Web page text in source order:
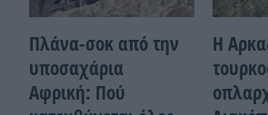
Πλάνα-σοκ από την
υποσαχάρια
Αφρική: Πού
Η